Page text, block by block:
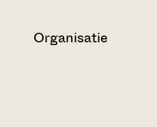
Organisatie